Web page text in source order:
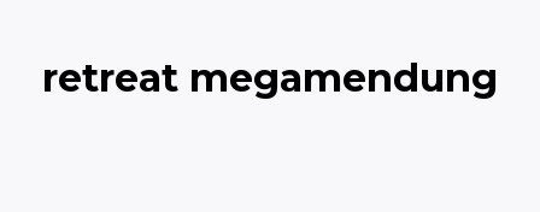
retreat megamendung